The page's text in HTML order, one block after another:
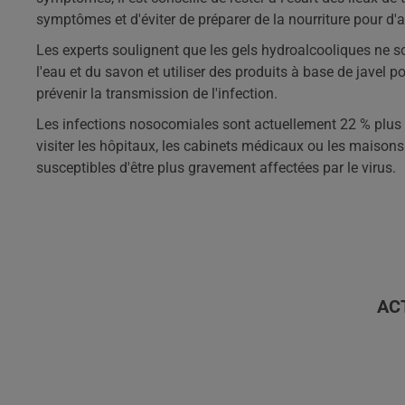
symptômes et d'éviter de préparer de la nourriture pour
Les experts soulignent que les gels hydroalcooliques ne
l'eau et du savon et utiliser des produits à base de javel
prévenir la transmission de l'infection.
Les infections nosocomiales sont actuellement 22 %
visiter les hôpitaux, les cabinets médicaux ou les
susceptibles d'être plus gravement affectées par le virus.